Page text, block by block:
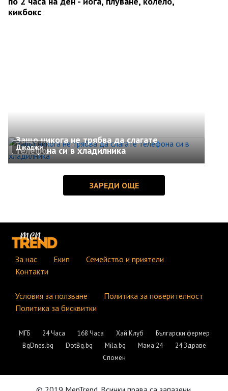
кикбокс
Джаджи
Защо никога не трябва да слагате
телефона си в хладилника
За нас Екип
Семейство и приятели
Контакти
Условия за ползване
Политика за поверителност
Политика за бисквитки
МГБ 24 Часа 168 Часа Хай Клуб
Български фермер
BgDnes.bg
DotBg.bg Mila.bg Мама 24
24 Здраве
Спомен